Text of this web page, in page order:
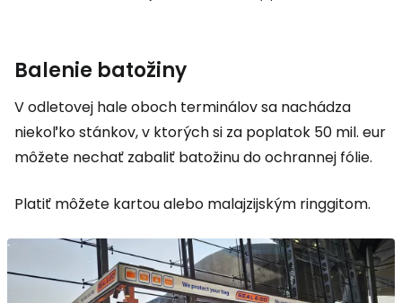
Balenie batožiny
V odletovej hale oboch terminálov sa nachádza
niekoľko stánkov, v ktorých si za poplatok 50 mil. eur
môžete nechať zabaliť batožinu do ochrannej fólie.
Platiť môžete kartou alebo malajzijským ringgitom.